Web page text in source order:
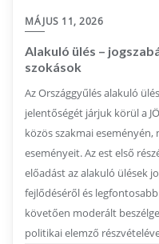
MÁJUS 11, 2026
Alakuló ülés –
szokások
Az Országgyűlés alakuló
jelentőségét járjuk körül a
közös szakmai
eseményeit. Az est első
előadást az alakuló ülések
fejlődéséről és
követően moderált
politikai elemző